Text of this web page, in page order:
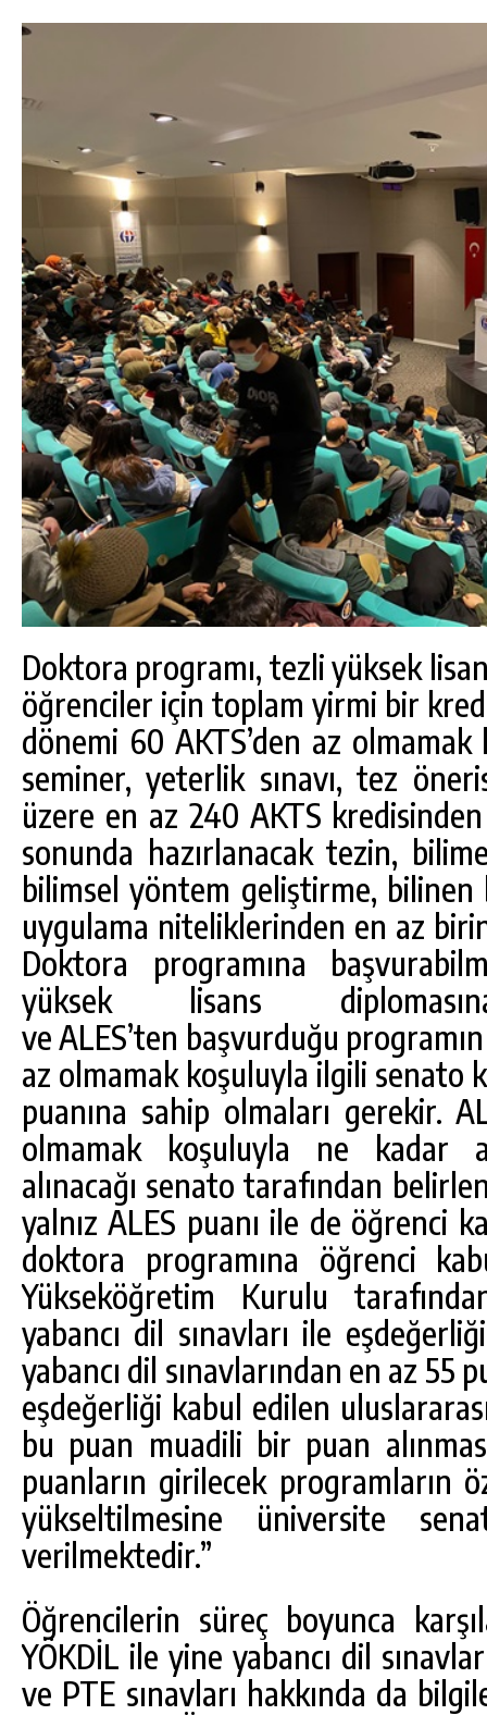
Doktora programı, tezli yüksek
öğrenciler için toplam yirmi bir
dönemi 60 AKTS’den az
seminer, yeterlik sınavı, tez
üzere en az 240 AKTS
sonunda hazırlanacak tezin,
bilimsel yöntem geliştirme,
uygulama niteliklerinden en az
Doktora programına
yüksek lisans
ve ALES’ten başvurduğu
az olmamak koşuluyla ilgili senato
puanına sahip olmaları gerekir.
olmamak koşuluyla ne kadar
alınacağı senato tarafından
yalnız ALES puanı ile de öğrenci
doktora programına öğrenci
Yükseköğretim Kurulu
yabancı dil sınavları ile
yabancı dil sınavlarından en az 55
eşdeğerliği kabul edilen
bu puan muadili bir puan
puanların girilecek programların
yükseltilmesine üniversite
verilmektedir.”
Öğrencilerin süreç boyunca
YÖKDİL ile yine yabancı dil
ve PTE sınavları hakkında da